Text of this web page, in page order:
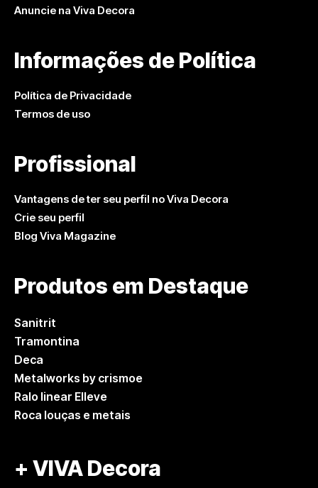
Anuncie na Viva Decora
Informações de Política
Política de Privacidade
Termos de uso
Profissional
Vantagens de ter seu perfil no Viva Decora
Crie seu perfil
Blog Viva Magazine
Produtos em Destaque
Sanitrit
Tramontina
Deca
Metalworks by crismoe
Ralo linear Elleve
Roca louças e metais
+ VIVA Decora